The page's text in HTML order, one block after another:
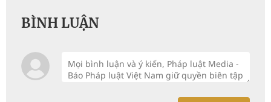
BÌNH LUẬN